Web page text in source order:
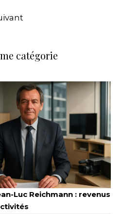
catégorie
Luc Reichmann : revenus